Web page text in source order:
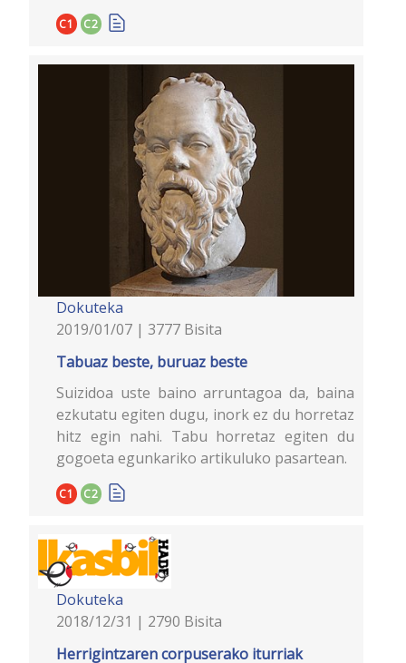
C1 C2
Dokuteka
2019/01/07 | 3777 Bisita
Tabuaz beste, buruaz beste
Suizidoa uste baino arruntagoa da, baina
ezkutatu egiten dugu, inork ez du horretaz
hitz egin nahi. Tabu horretaz egiten du
gogoeta egunkariko artikuluko pasartean.
C1 C2
Dokuteka
2018/12/31 | 2790 Bisita
Herrigintzaren corpuserako iturriak